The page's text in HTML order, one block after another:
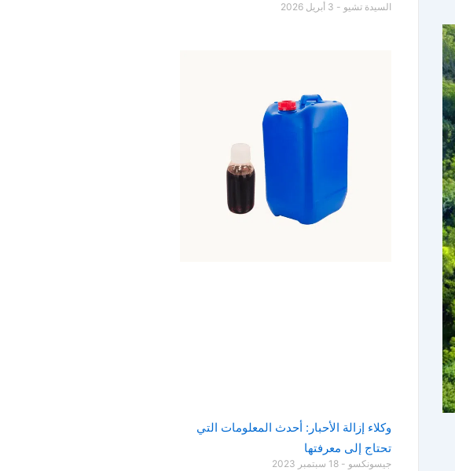
السيدة تشيو
وكلاء إزالة الأحبار: أحدث المعلومات التي
تحتاج إلى معرفتها
جيسونكسو 18 سبتمبر 2023